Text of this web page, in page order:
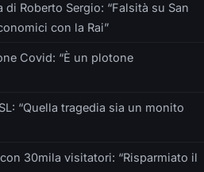
Roberto Sergio: “Falsità su San
con la Rai”
Covid: “È un plotone
“Quella tragedia sia un monito
30mila visitatori: “Risparmiato il